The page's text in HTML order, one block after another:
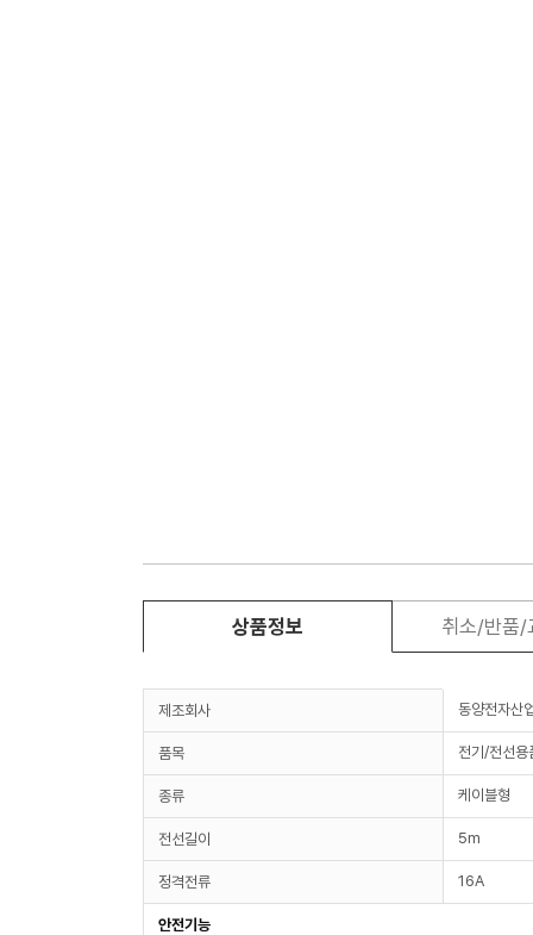
상품정보 취소/반품/
제조회사 동양전자산
품목 전기/전선용
종류 케이블형
전선길이 5m
정격전류 16A
안전기능